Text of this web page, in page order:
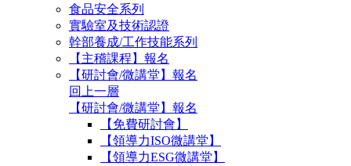
食品安全系列
實驗室及技術認證
幹部養成/工作技能系列
【主稽課程】報名
【研討會/微講堂】報名
回上一層
【研討會/微講堂】報名
【免費研討會】
【領導力ISO微講堂】
【領導力ESG微講堂】